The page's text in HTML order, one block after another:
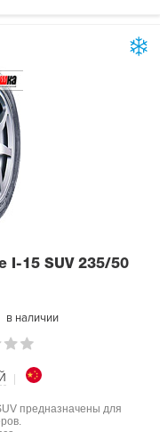
I-15 SUV 235/50
в наличии
предназначены для